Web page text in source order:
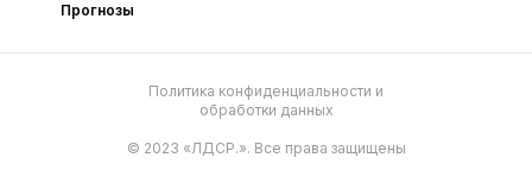
Прогнозы
Политика конфиденциальности и
обработки данных
© 2023 «ЛДСР.». Все права защищены